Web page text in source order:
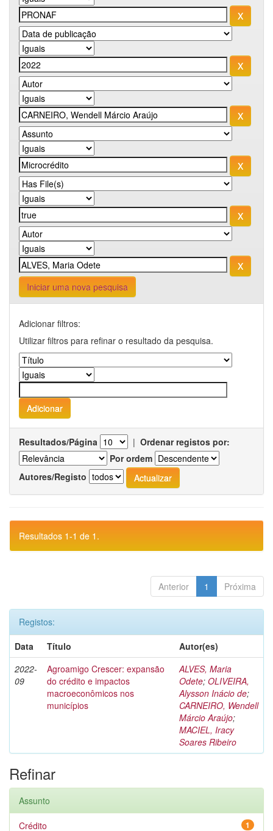
Iniciar uma nova pesquisa
Adicionar filtros:
Utilizar filtros para refinar o resultado da pesquisa.
Resultados/Página | Ordenar registos por:
Por ordem
Autores/Registo
Resultados 1-1 de 1.
Anterior 1 Próxima
Registos:
Data
Título
Autor(es)
2022-
09
Agroamigo Crescer: expansão
do crédito e impactos
macroeconômicos nos
municípios
ALVES, Maria
Odete; OLIVEIRA,
Alysson Inácio de;
CARNEIRO, Wendell
Márcio Araújo;
MACIEL, Iracy
Soares Ribeiro
Refinar
Assunto
1
Crédito